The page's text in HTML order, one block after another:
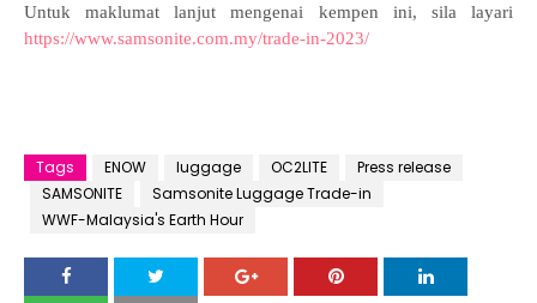
Untuk maklumat lanjut mengenai kempen ini, sila layari
https://www.samsonite.com.my/trade-in-2023/
Tags ENOW luggage OC2LITE
Press release
SAMSONITE
Samsonite Luggage Trade-in
WWF-Malaysia's Earth Hour